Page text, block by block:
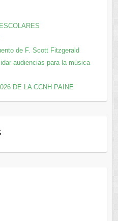
de F. Scott Fitzgerald
audiencias para la música
DE LA CCNH PAINE